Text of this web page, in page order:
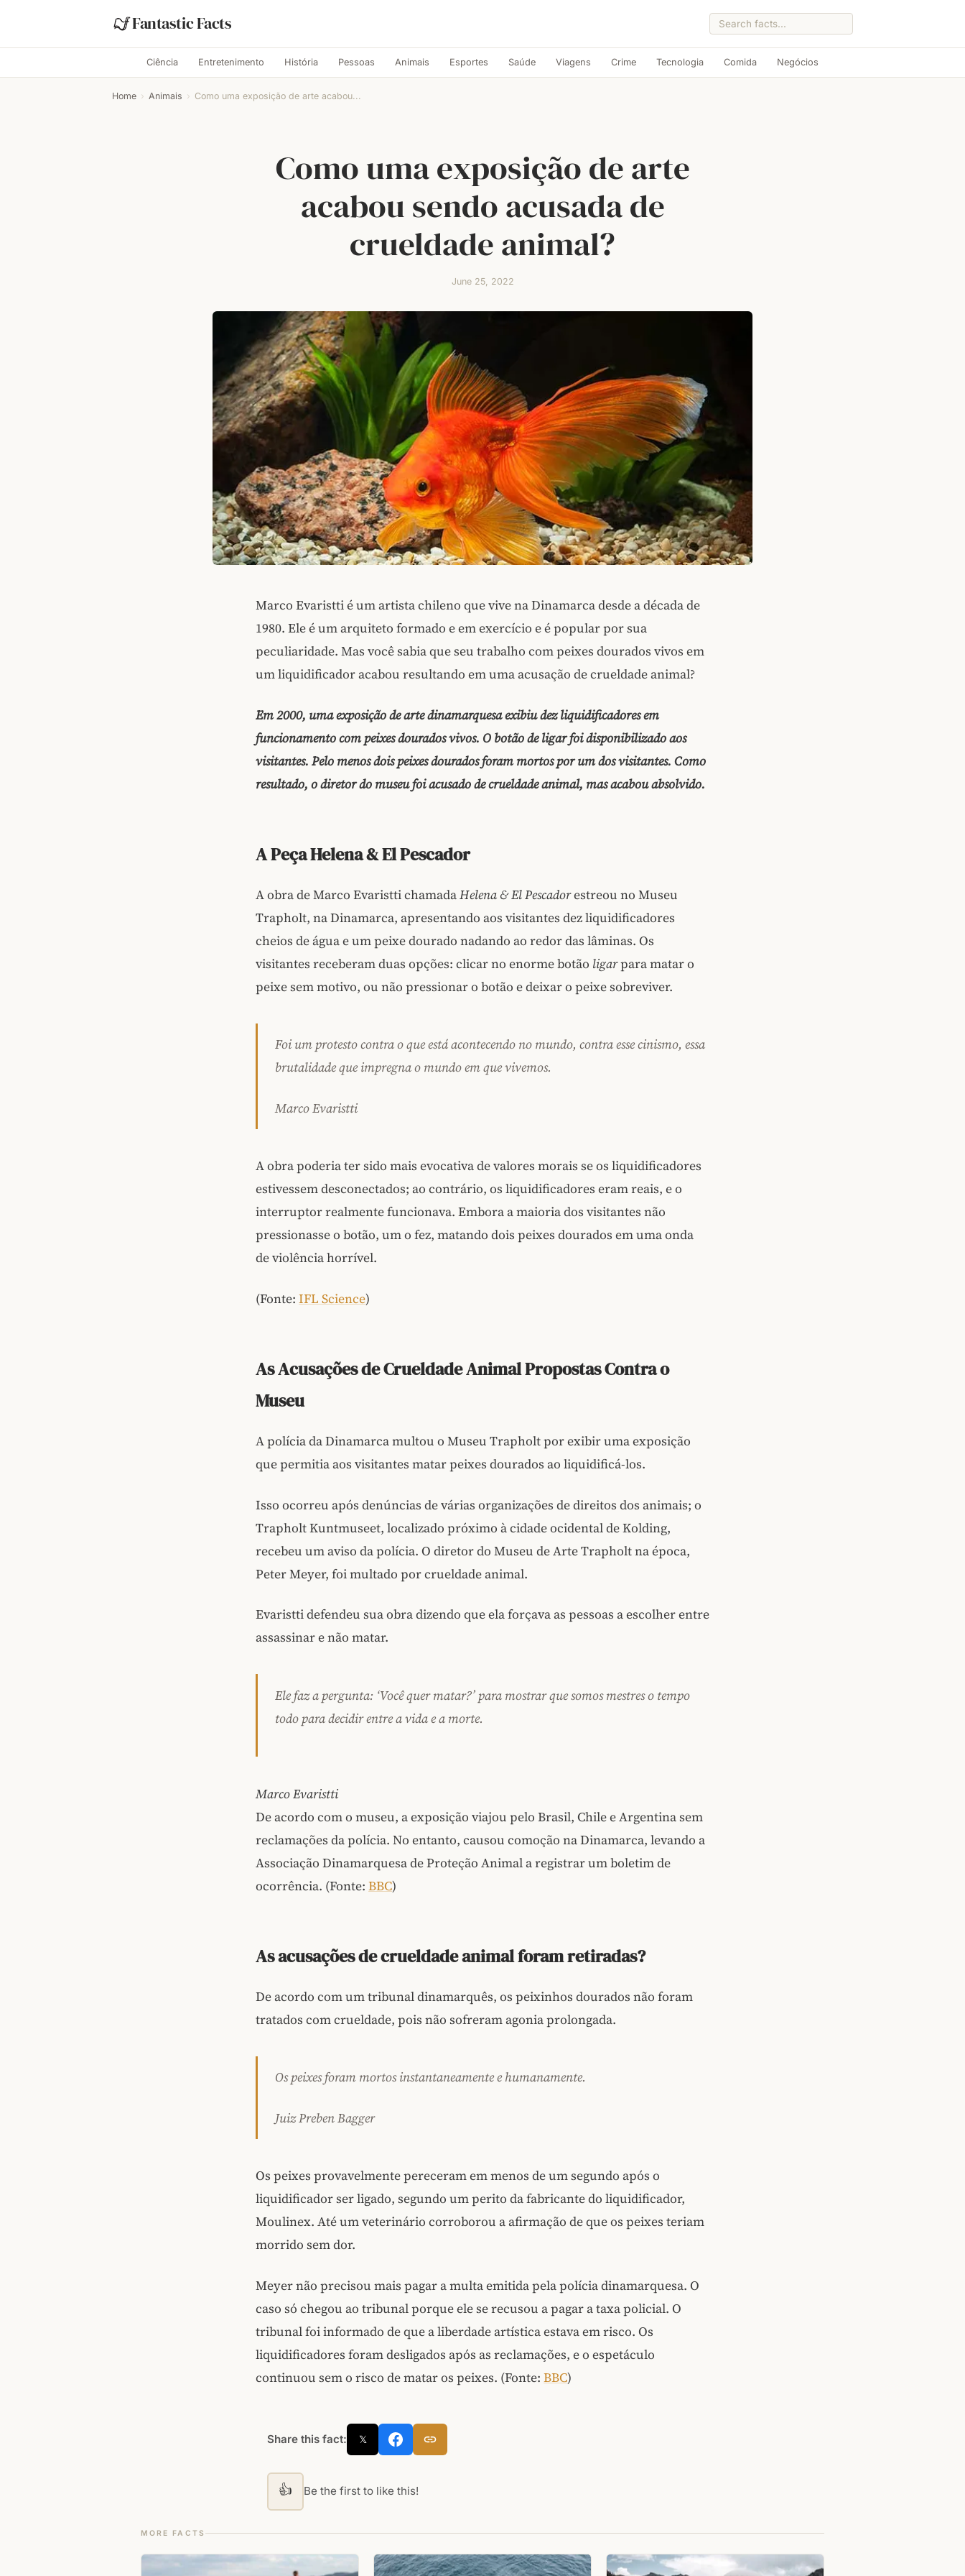
Fantastic Facts
Ciência Entretenimento História Pessoas Animais Esportes Saúde Viagens Crime Tecnologia Comida Negócios
Home › Animais › Como uma exposição de arte acabou...
Como uma exposição de arte
acabou sendo acusada de
crueldade animal?
June 25, 2022
Marco Evaristti é um artista chileno que vive na Dinamarca desde a década de
1980. Ele é um arquiteto formado e em exercício e é popular por sua
peculiaridade. Mas você sabia que seu trabalho com peixes dourados vivos em
um liquidificador acabou resultando em uma acusação de crueldade animal?
Em 2000, uma exposição de arte dinamarquesa exibiu dez liquidificadores em
funcionamento com peixes dourados vivos. O botão de ligar foi disponibilizado aos
visitantes. Pelo menos dois peixes dourados foram mortos por um dos visitantes. Como
resultado, o diretor do museu foi acusado de crueldade animal, mas acabou absolvido.
A Peça Helena & El Pescador
A obra de Marco Evaristti chamadaHelena & El Pescadorestreou no Museu
Trapholt, na Dinamarca, apresentando aos visitantes dez liquidificadores
cheios de água e um peixe dourado nadando ao redor das lâminas. Os
visitantes receberam duas opções: clicar no enorme botão ligarpara matar o
peixe sem motivo, ou não pressionar o botão e deixar o peixe sobreviver.
Foi um protesto contra o que está acontecendo no mundo, contra esse cinismo, essa
brutalidade que impregna o mundo em que vivemos.
Marco Evaristti
A obra poderia ter sido mais evocativa de valores morais se os liquidificadores
estivessem desconectados; ao contrário, os liquidificadores eram reais, e o
interruptor realmente funcionava. Embora a maioria dos visitantes não
pressionasse o botão, um o fez, matando dois peixes dourados em uma onda
de violência horrível.
(Fonte: IFL Science)
As Acusações de Crueldade Animal Propostas Contra o
Museu
A polícia da Dinamarca multou o Museu Trapholt por exibir uma exposição
que permitia aos visitantes matar peixes dourados ao liquidificá-los.
Isso ocorreu após denúncias de várias organizações de direitos dos animais; o
Trapholt Kuntmuseet, localizado próximo à cidade ocidental de Kolding,
recebeu um aviso da polícia. O diretor do Museu de Arte Trapholt na época,
Peter Meyer, foi multado por crueldade animal.
Evaristti defendeu sua obra dizendo que ela forçava as pessoas a escolher entre
assassinar e não matar.
Ele faz a pergunta: ‘Você quer matar?’ para mostrar que somos mestres o tempo
todo para decidir entre a vida e a morte.
Marco Evaristti
De acordo com o museu, a exposição viajou pelo Brasil, Chile e Argentina sem
reclamações da polícia. No entanto, causou comoção na Dinamarca, levando a
Associação Dinamarquesa de Proteção Animal a registrar um boletim de
ocorrência. (Fonte: BBC)
As acusações de crueldade animal foram retiradas?
De acordo com um tribunal dinamarquês, os peixinhos dourados não foram
tratados com crueldade, pois não sofreram agonia prolongada.
Os peixes foram mortos instantaneamente e humanamente.
Juiz Preben Bagger
Os peixes provavelmente pereceram em menos de um segundo após o
liquidificador ser ligado, segundo um perito da fabricante do liquidificador,
Moulinex. Até um veterinário corroborou a afirmação de que os peixes teriam
morrido sem dor.
Meyer não precisou mais pagar a multa emitida pela polícia dinamarquesa. O
caso só chegou ao tribunal porque ele se recusou a pagar a taxa policial. O
tribunal foi informado de que a liberdade artística estava em risco. Os
liquidificadores foram desligados após as reclamações, e o espetáculo
continuou sem o risco de matar os peixes. (Fonte: BBC)
Share this fact: 𝕏
👍 Be the first to like this!
MORE FACTS